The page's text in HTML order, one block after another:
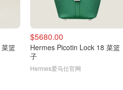
篮
$5680.00
Hermes Picotin Lock 18 菜篮
子
Hermes爱马仕官网